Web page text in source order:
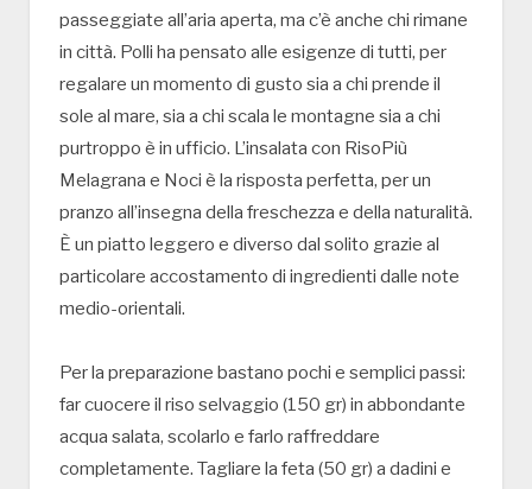
passeggiate all’aria aperta, ma c’è anche chi rimane
in città. Polli ha pensato alle esigenze di tutti, per
regalare un momento di gusto sia a chi prende il
sole al mare, sia a chi scala le montagne sia a chi
purtroppo è in ufficio. L’insalata con RisoPiù
Melagrana e Noci è la risposta perfetta, per un
pranzo all’insegna della freschezza e della naturalità.
È un piatto leggero e diverso dal solito grazie al
particolare accostamento di ingredienti dalle note
medio-orientali.
Per la preparazione bastano pochi e semplici passi:
far cuocere il riso selvaggio (150 gr) in abbondante
acqua salata, scolarlo e farlo raffreddare
completamente. Tagliare la feta (50 gr) a dadini e